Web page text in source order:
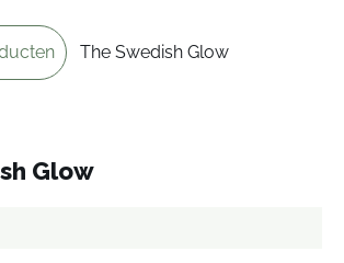
The Swedish Glow
Glow